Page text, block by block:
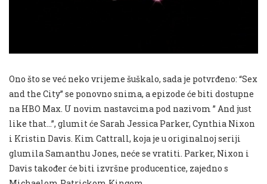
Ono što se već neko vrijeme šuškalo, sada je potvrđeno: “Sex
and the City” se ponovno snima, a epizode će biti dostupne
na HBO Max. U novim nastavcima pod nazivom ” And just
like that…”, glumit će Sarah Jessica Parker, Cynthia Nixon
i Kristin Davis. Kim Cattrall, koja je u originalnoj seriji
glumila Samanthu Jones, neće se vratiti. Parker, Nixon i
Davis također će biti izvršne producentice, zajedno s